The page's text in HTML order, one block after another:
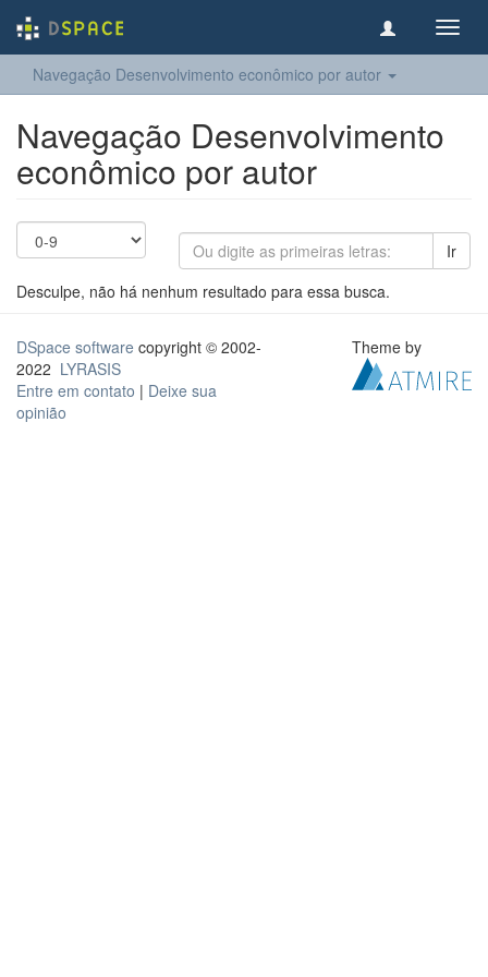
Navegação Desenvolvimento econômico por autor
Navegação Desenvolvimento
econômico por autor
Ir
Desculpe, não há nenhum resultado para essa busca.
DSpace software copyright © 2002-
2022 LYRASIS
Entre em contato | Deixe sua
opinião
Theme by